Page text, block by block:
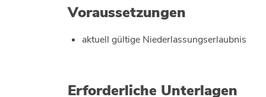
Voraussetzungen
aktuell gültige Niederlassungserlaubnis
Erforderliche Unterlagen